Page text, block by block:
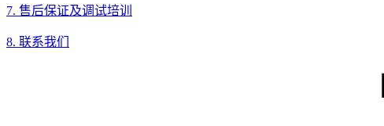
7. 售后保证及调试培训
8. 联系我们